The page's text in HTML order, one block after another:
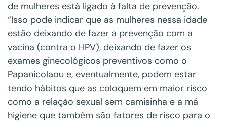
de mulheres está ligado à falta de prevenção.
“Isso pode indicar que as mulheres nessa idade
estão deixando de fazer a prevenção com a
vacina (contra o HPV), deixando de fazer os
exames ginecológicos preventivos como o
Papanicolaou e, eventualmente, podem estar
tendo hábitos que as coloquem em maior risco
como a relação sexual sem camisinha e a má
higiene que também são fatores de risco para o